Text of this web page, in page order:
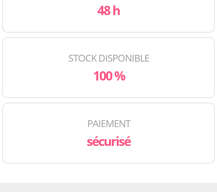
48 h
STOCK DISPONIBLE
100 %
PAIEMENT
sécurisé